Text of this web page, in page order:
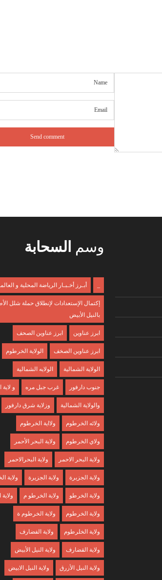
وسم السحابة
أبـرز أخـبـار الرياضة المحلية و
إكتمال الإستعدادات لإنطلاق حملة شلل
بالنيل الأبيض
ابرز عناوين ابرز عناوين الصحف
ابرز عناوين الصخف الولاية الخرطوم
الولاية الشمالية الولايه الشمالية
جنوب دارفور غرب جبل مره و
والولاية الشمالية وزلاية شرق دارفور
ولائه الخرطوم ولااية الخرطوم
ولاي الخرطوم ولاية البحر الأحمر
ولاية البحر الاحمر ولاية البحرالاحمر
ولاية الجزبرة ولاية الجزيرة ولاية
ولاية الخرطو ولاية الخرطو م
ولاية الخرطوم ولاية الخرطوم ة
ولاية الخلرطوم ولاية الفضارف
ولاية القضارف ولاية النيل الأبيض
ولاية النيل الأزرق ولاية النيل الابيض